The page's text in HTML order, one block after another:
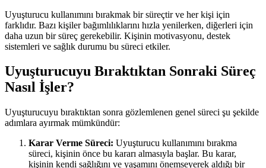
Uyuşturucu kullanımını bırakmak bir süreçtir ve her kişi için
farklıdır. Bazı kişiler bağımlılıklarını hızla yenilerken, diğerleri için
daha uzun bir süreç gerekebilir. Kişinin motivasyonu, destek
sistemleri ve sağlık durumu bu süreci etkiler.
Uyuşturucuyu Bıraktıktan Sonraki Süreç
Nasıl İşler?
Uyuşturucuyu bıraktıktan sonra gözlemlenen genel süreci şu şekilde
adımlara ayırmak mümkündür:
Karar Verme Süreci: Uyuşturucu kullanımını bırakma
süreci, kişinin önce bu kararı almasıyla başlar. Bu karar,
kişinin kendi sağlığını ve yaşamını önemseyerek aldığı bir